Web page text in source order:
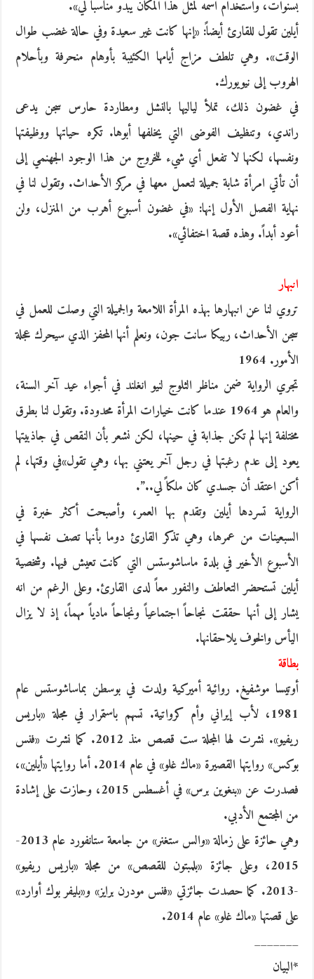
بسنوات، واستخدام اسمه لمثل هذا المكان يبدو مناسبا لي».
أيلين تقول للقارئ أيضاً: «إنها كانت غير سعيدة وفي حالة غضب طوال
الوقت». وهي تلطف مزاج أيامها الكئيبة بأوهام منحرفة وبأحلام
الهروب إلى نيويورك.
في غضون ذلك، تملأ لياليها بالنشل ومطاردة حارس سجن يدعى
راندي، وتنظيف الفوضى التي يخلفها أبوها. تكره حياتها ووظيفتها
ونفسها، لكنها لا تفعل أي شيء للخروج من هذا الوجود الجهنمي إلى
أن تأتي امرأة شابة جميلة لتعمل معها في مركز الأحداث. وتقول لنا في
نهاية الفصل الأول إنها: «في غضون أسبوع أهرب من المنزل، ولن
أعود أبداً. وهذه قصة اختفائي».
انبهار
تروي لنا عن انبهارها بهذه المرأة اللامعة والجميلة التي وصلت للعمل في
سجن الأحداث، ربيكا سانت جون، ونعلم أنها المحفز الذي سيحرك عجلة
الأمور. 1964
تجري الرواية ضمن مناظر الثلوج لنيو انغلند في أجواء عيد آخر السنة،
والعام هو 1964 عندما كانت خيارات المرأة محدودة. وتقول لنا بطرق
مختلفة إنها لم تكن جذابة في حينها، لكن نشعر بأن النقص في جاذبيتها
يعود إلى عدم رغبتها في رجل آخر يعتني بها، وهي تقول»في وقتها، لم
أكن اعتقد أن جسدي كان ملكاً لي..”.
الرواية تسردها أيلين وتقدم بها العمر، وأصبحت أكثر خبرة في
السبعينات من عمرها، وهي تذكر القارئ دوما بأنها تصف نفسها في
الأسبوع الأخير في بلدة ماساشوستس التي كانت تعيش فيها. وشخصية
أيلين تستحضر التعاطف والنفور معاً لدى القارئ. وعلى الرغم من انه
يشار إلى أنها حققت نجاحاً اجتماعياً ونجاحاً مادياً مهماً، إذ لا يزال
اليأس والخوف يلاحقانها.
بطاقة
أوتيسا موشفيغ. روائية أميركية ولدت في بوسطن بماساشوستس عام
1981، لأب إيراني وأم كرواتية. تسهم باستمرار في مجلة «باريس
ريفيو». نشرت لها المجلة ست قصص منذ 2012. كما نشرت «فنس
بوكس» روايتها القصيرة «ماك غلو» في عام 2014. أما روايتها «أيلين»،
فصدرت عن «بنغوين برس» في أغسطس 2015، وحازت على إشادة
من المجتمع الأدبي.
وهي حائزة على زمالة «والس ستغنر» من جامعة ستانفورد عام 2013-
2015، وعلى جائزة «بلمبتون للقصص» من مجلة «باريس ريفيو»
-2013. كما حصدت جائزتي «فنس مودرن برايز» و«بليفر بوك أوارد»
على قصتها «ماك غلو» عام 2014.
_______
*البيان